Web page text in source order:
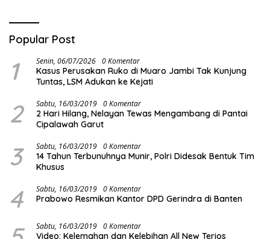
Popular Post
1 Senin, 06/07/2026 0 Komentar
Kasus Perusakan Ruko di Muaro Jambi Tak Kunjung
Tuntas, LSM Adukan ke Kejati
2 Sabtu, 16/03/2019 0 Komentar
2 Hari Hilang, Nelayan Tewas Mengambang di Pantai
Cipalawah Garut
3 Sabtu, 16/03/2019 0 Komentar
14 Tahun Terbunuhnya Munir, Polri Didesak Bentuk Tim
Khusus
4 Sabtu, 16/03/2019 0 Komentar
Prabowo Resmikan Kantor DPD Gerindra di Banten
Sabtu, 16/03/2019 0 Komentar
Video: Kelemahan dan Kelebihan All New Terios